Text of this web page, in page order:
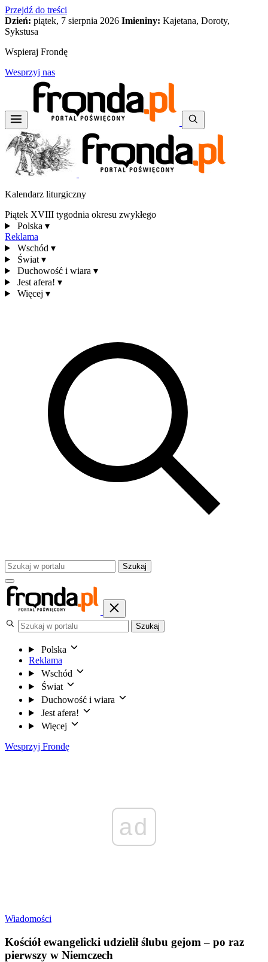
Przejdź do treści
Dzień: piątek, 7 sierpnia 2026 Imieniny: Kajetana, Doroty,
Sykstusa
Wspieraj Frondę
Wesprzyj nas
Kalendarz liturgiczny
Piątek XVIII tygodnia okresu zwykłego
Polska ▾
Reklama
Wschód ▾
Świat ▾
Duchowość i wiara ▾
Jest afera! ▾
Więcej ▾
Szukaj
Szukaj
Polska
Reklama
Wschód
Świat
Duchowość i wiara
Jest afera!
Więcej
Wesprzyj Frondę
ad
Wiadomości
Kościół ewangelicki udzielił ślubu gejom – po raz
pierwszy w Niemczech